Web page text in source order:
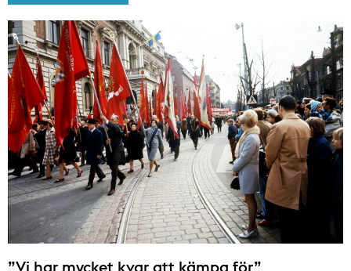
”Vi har mycket kvar att kämpa för”